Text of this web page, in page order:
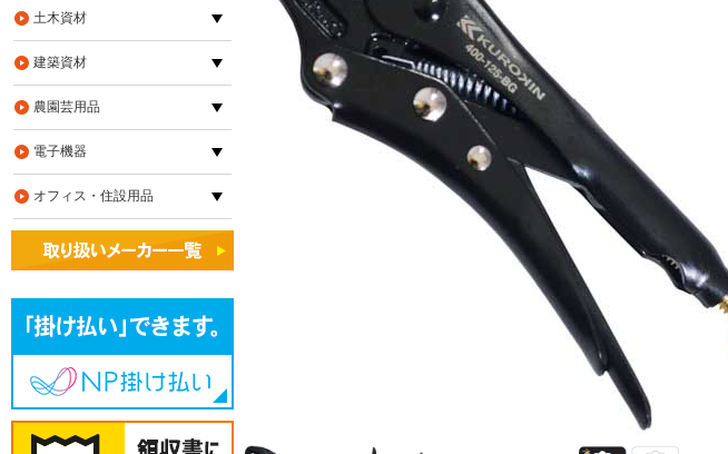
土木資材
建築資材
農園芸用品
電子機器
オフィス・住設用品